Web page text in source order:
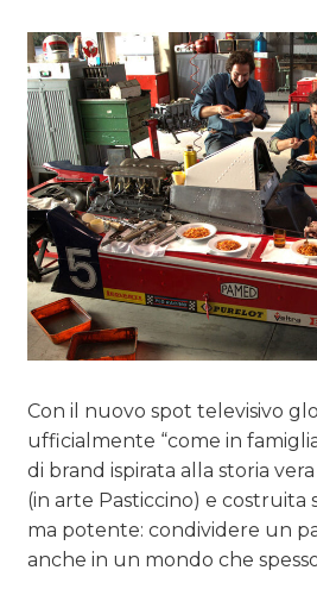
Con il nuovo spot televisivo
ufficialmente “come in
di brand ispirata alla storia
(in arte Pasticcino) e costruita
ma potente: condividere un
anche in un mondo che